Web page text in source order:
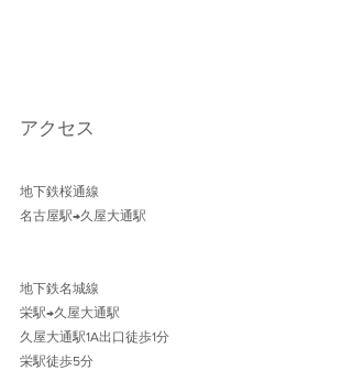
アクセス
地下鉄桜通線
名古屋駅→久屋大通駅
地下鉄名城線
栄駅→久屋大通駅
久屋大通駅1A出口徒歩1分
栄駅徒歩5分